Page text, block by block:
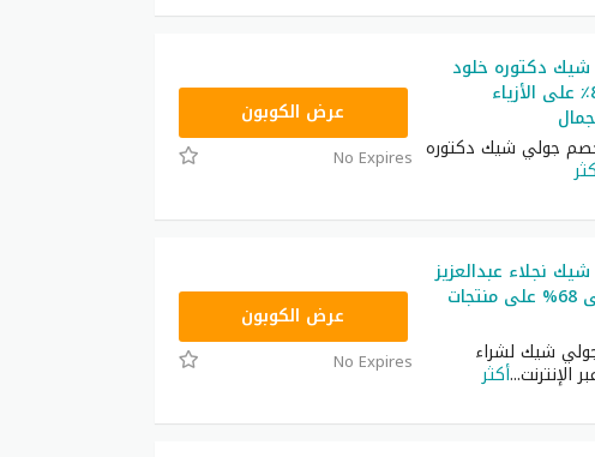
دكتوره خلود
خصومات حتى 80٪ على الأزياء
جولي شيك دكتوره
عرض الكوبون
No Expires
نجلاء عبدالعزيز
خصومات تصل الى 68% على منتجات
شيك لشراء
الإنترنت...أكثر
عرض الكوبون
No Expires